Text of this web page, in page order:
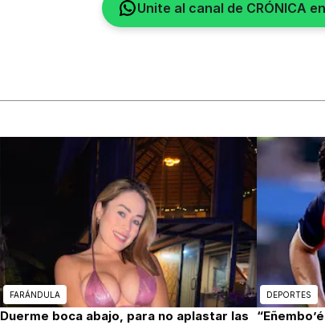
Unite al canal de CRÓNICA
FARÁNDULA
Duerme boca abajo, para no aplastar las
DEPORTES